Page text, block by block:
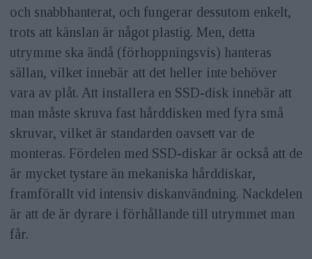
och snabbhanterat, och fungerar dessutom enkelt,
trots att känslan är något plastig. Men, detta
utrymme ska ändå (förhoppningsvis) hanteras
sällan, vilket innebär att det heller inte behöver
vara av plåt. Att installera en SSD-disk innebär att
man måste skruva fast hårddisken med fyra små
skruvar, vilket är standarden oavsett var de
monteras. Fördelen med SSD-diskar är också att de
är mycket tystare än mekaniska hårddiskar,
framförallt vid intensiv diskanvändning. Nackdelen
är att de är dyrare i förhållande till utrymmet man
får.